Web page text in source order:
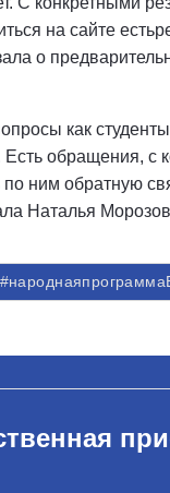
на сайте
о
как
Есть обращения, с
по ним обратную
Наталья